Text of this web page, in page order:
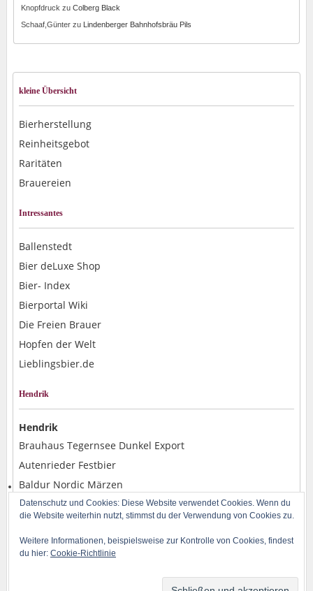
Knopfdruck zu Colberg Black
Schaaf,Günterzu Lindenberger Bahnhofsbräu Pils
kleine Übersicht
Bierherstellung
Reinheitsgebot
Raritäten
Brauereien
Intressantes
Ballenstedt
Bier deLuxe Shop
Bier- Index
Bierportal Wiki
Die Freien Brauer
Hopfen der Welt
Lieblingsbier.de
Hendrik
Hendrik
Brauhaus Tegernsee Dunkel Export
Autenrieder Festbier
Baldur Nordic Märzen
Alpirsbacher Weizen Hefe Dunkel
Copyright © 2014-2026 BLOG-B.INFO | Powered by H. Baran und WordPress | Design
Datenschutz und Cookies: Diese Website verwendet Cookies. Wenn du
die Website weiterhin nutzt, stimmst du der Verwendung von Cookies zu.
Weitere Informationen, beispielsweise zur Kontrolle von Cookies, findest
du hier: Cookie-Richtlinie